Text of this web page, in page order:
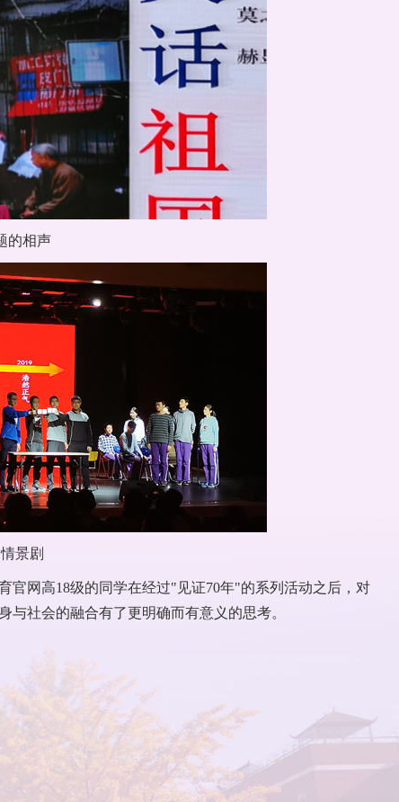
的相声
景剧
官网高18级的同学在经过"见证70年"的系列活动之后，对
社会的融合有了更明确而有意义的思考。